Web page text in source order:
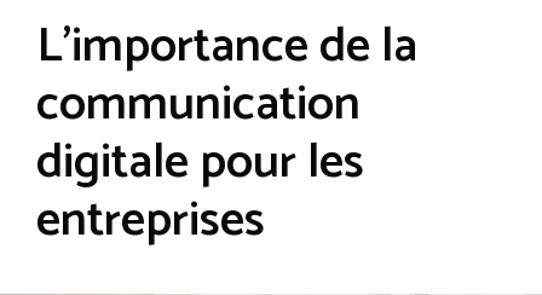
L’importance de la
communication
digitale pour les
entreprises